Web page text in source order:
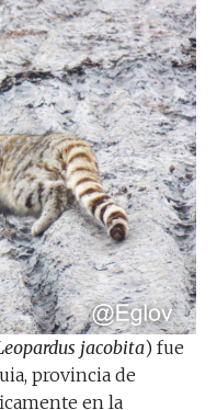
jacobita) fue
provincia de
en la